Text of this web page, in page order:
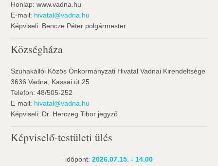
Honlap: www.vadna.hu
E-mail: hivatal@vadna.hu
Képviseli: Bencze Péter polgármester
Községháza
Szuhakállói Közös Önkormányzati Hivatal Vadnai Kirendeltsége
3636 Vadna, Kassai út 25.
Telefon: 48/505-252
E-mail: hivatal@vadna.hu
Képviseli: Dr. Herczeg Tibor jegyző
Képviselő-testületi ülés
időpont: 2026.07.15. - 14.00